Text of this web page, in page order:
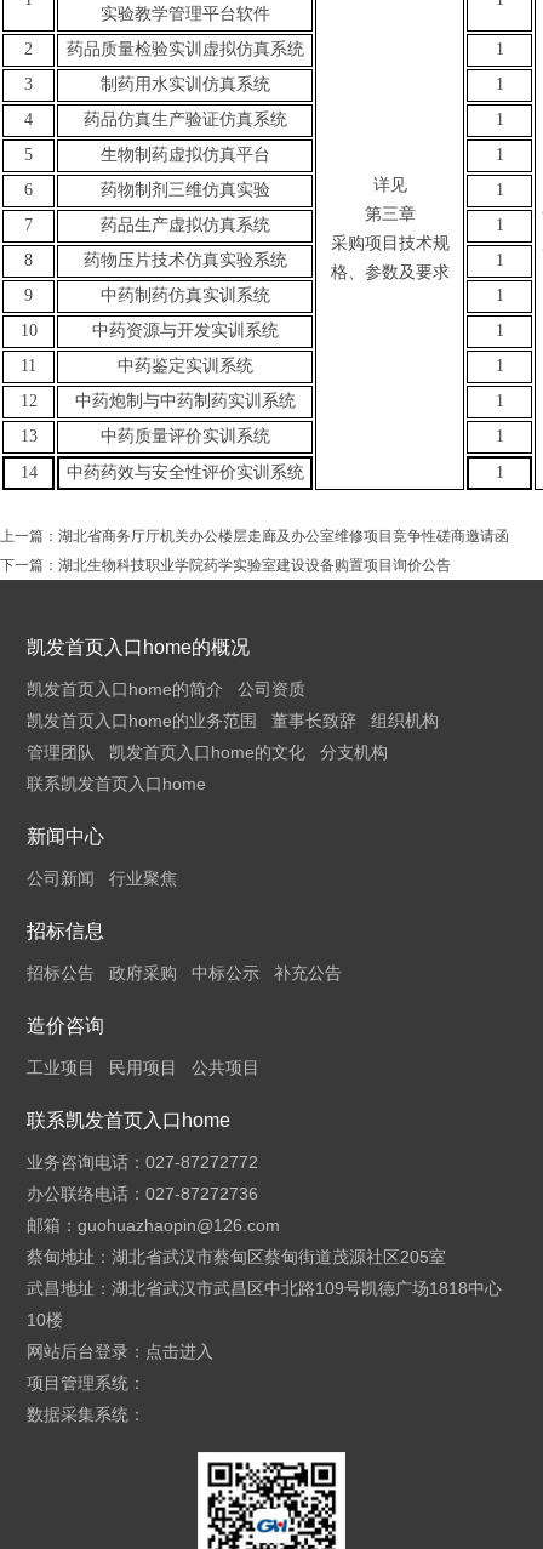
实验教学管理平台软件
详见
第三章
采购项目技术规
格、参数及要求
2 药品质量检验实训虚拟仿真系统
1
3
制药用水实训仿真系统
1
4
药品仿真生产验证仿真系统
1
5
生物制药虚拟仿真平台
1
6
药物制剂三维仿真实验
1
7
药品生产虚拟仿真系统
1
8
药物压片技术仿真实验系统
1
9
中药制药仿真实训系统
1
10
中药资源与开发实训系统
1
11
中药鉴定实训系统
1
12
中药炮制与中药制药实训系统
1
13
中药质量评价实训系统
1
14
中药药效与安全性评价实训系统 1
上一篇： 湖北省商务厅厅机关办公楼层走廊及办公室维修项目竞争性磋商邀请函
下一篇： 湖北生物科技职业学院药学实验室建设设备购置项目询价公告
凯发首页入口home的概况
凯发首页入口home的简介
公司资质
凯发首页入口home的业务范围
董事长致辞
组织机构
管理团队
凯发首页入口home的文化
分支机构
联系凯发首页入口home
新闻中心
公司新闻 行业聚焦
招标信息
招标公告 政府采购 中标公示 补充公告
造价咨询
工业项目 民用项目 公共项目
联系凯发首页入口home
业务咨询电话：027-87272772
办公联络电话：027-87272736
邮箱：guohuazhaopin@126.com
蔡甸地址：湖北省武汉市蔡甸区蔡甸街道茂源社区205室
武昌地址：湖北省武汉市武昌区中北路109号凯德广场1818中心
10楼
网站后台登录： 点击进入
项目管理系统：
数据采集系统：